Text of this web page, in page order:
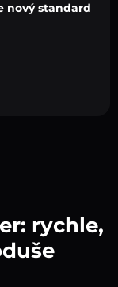
nový standard
rychle,